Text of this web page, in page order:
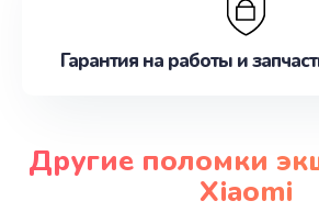
Гарантия на работы и
Другие поломки
Xiaomi